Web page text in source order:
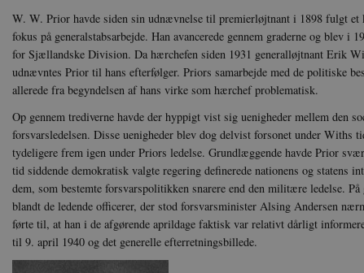
W. W. Prior havde siden sin udnævnelse til premierløjtnant i 1898 fulgt
fokus på generalstabsarbejde. Han avancerede gennem graderne og blev i
for Sjællandske Division. Da hærchefen siden 1931 generalløjtnant Erik
udnævntes Prior til hans efterfølger. Priors samarbejde med de politiske
allerede fra begyndelsen af hans virke som hærchef problematisk.
Op gennem trediverne havde der hyppigt vist sig uenigheder mellem den
forsvarsledelsen. Disse uenigheder blev dog delvist forsonet under Withs
tydeligere frem igen under Priors ledelse. Grundlæggende havde Prior
tid siddende demokratisk valgte regering definerede nationens og statens
dem, som bestemte forsvarspolitikken snarere end den militære ledelse.
blandt de ledende officerer, der stod forsvarsminister Alsing Andersen
førte til, at han i de afgørende aprildage faktisk var relativt dårligt
til 9. april 1940 og det generelle efterretningsbillede.